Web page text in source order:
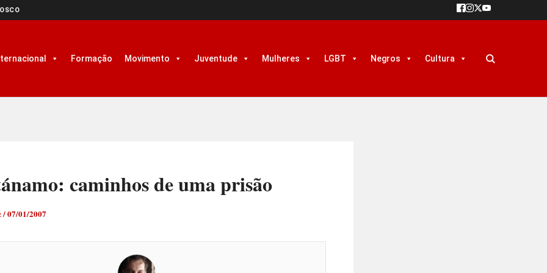
Formação Movimento Juventude Mulheres LGBT Negros Cultura
caminhos de uma prisão
/07/01/2007